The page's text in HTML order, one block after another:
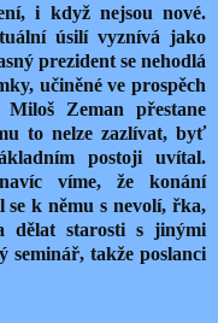
i když nejsou nové.
úsilí vyznívá jako
prezident se nehodlá
učiněné ve prospěch
Zeman přestane
to nelze zazlívat, byť
postoji uvítal.
víme, že konání
se k němu s nevolí, řka,
dělat starosti s jinými
seminář, takže poslanci